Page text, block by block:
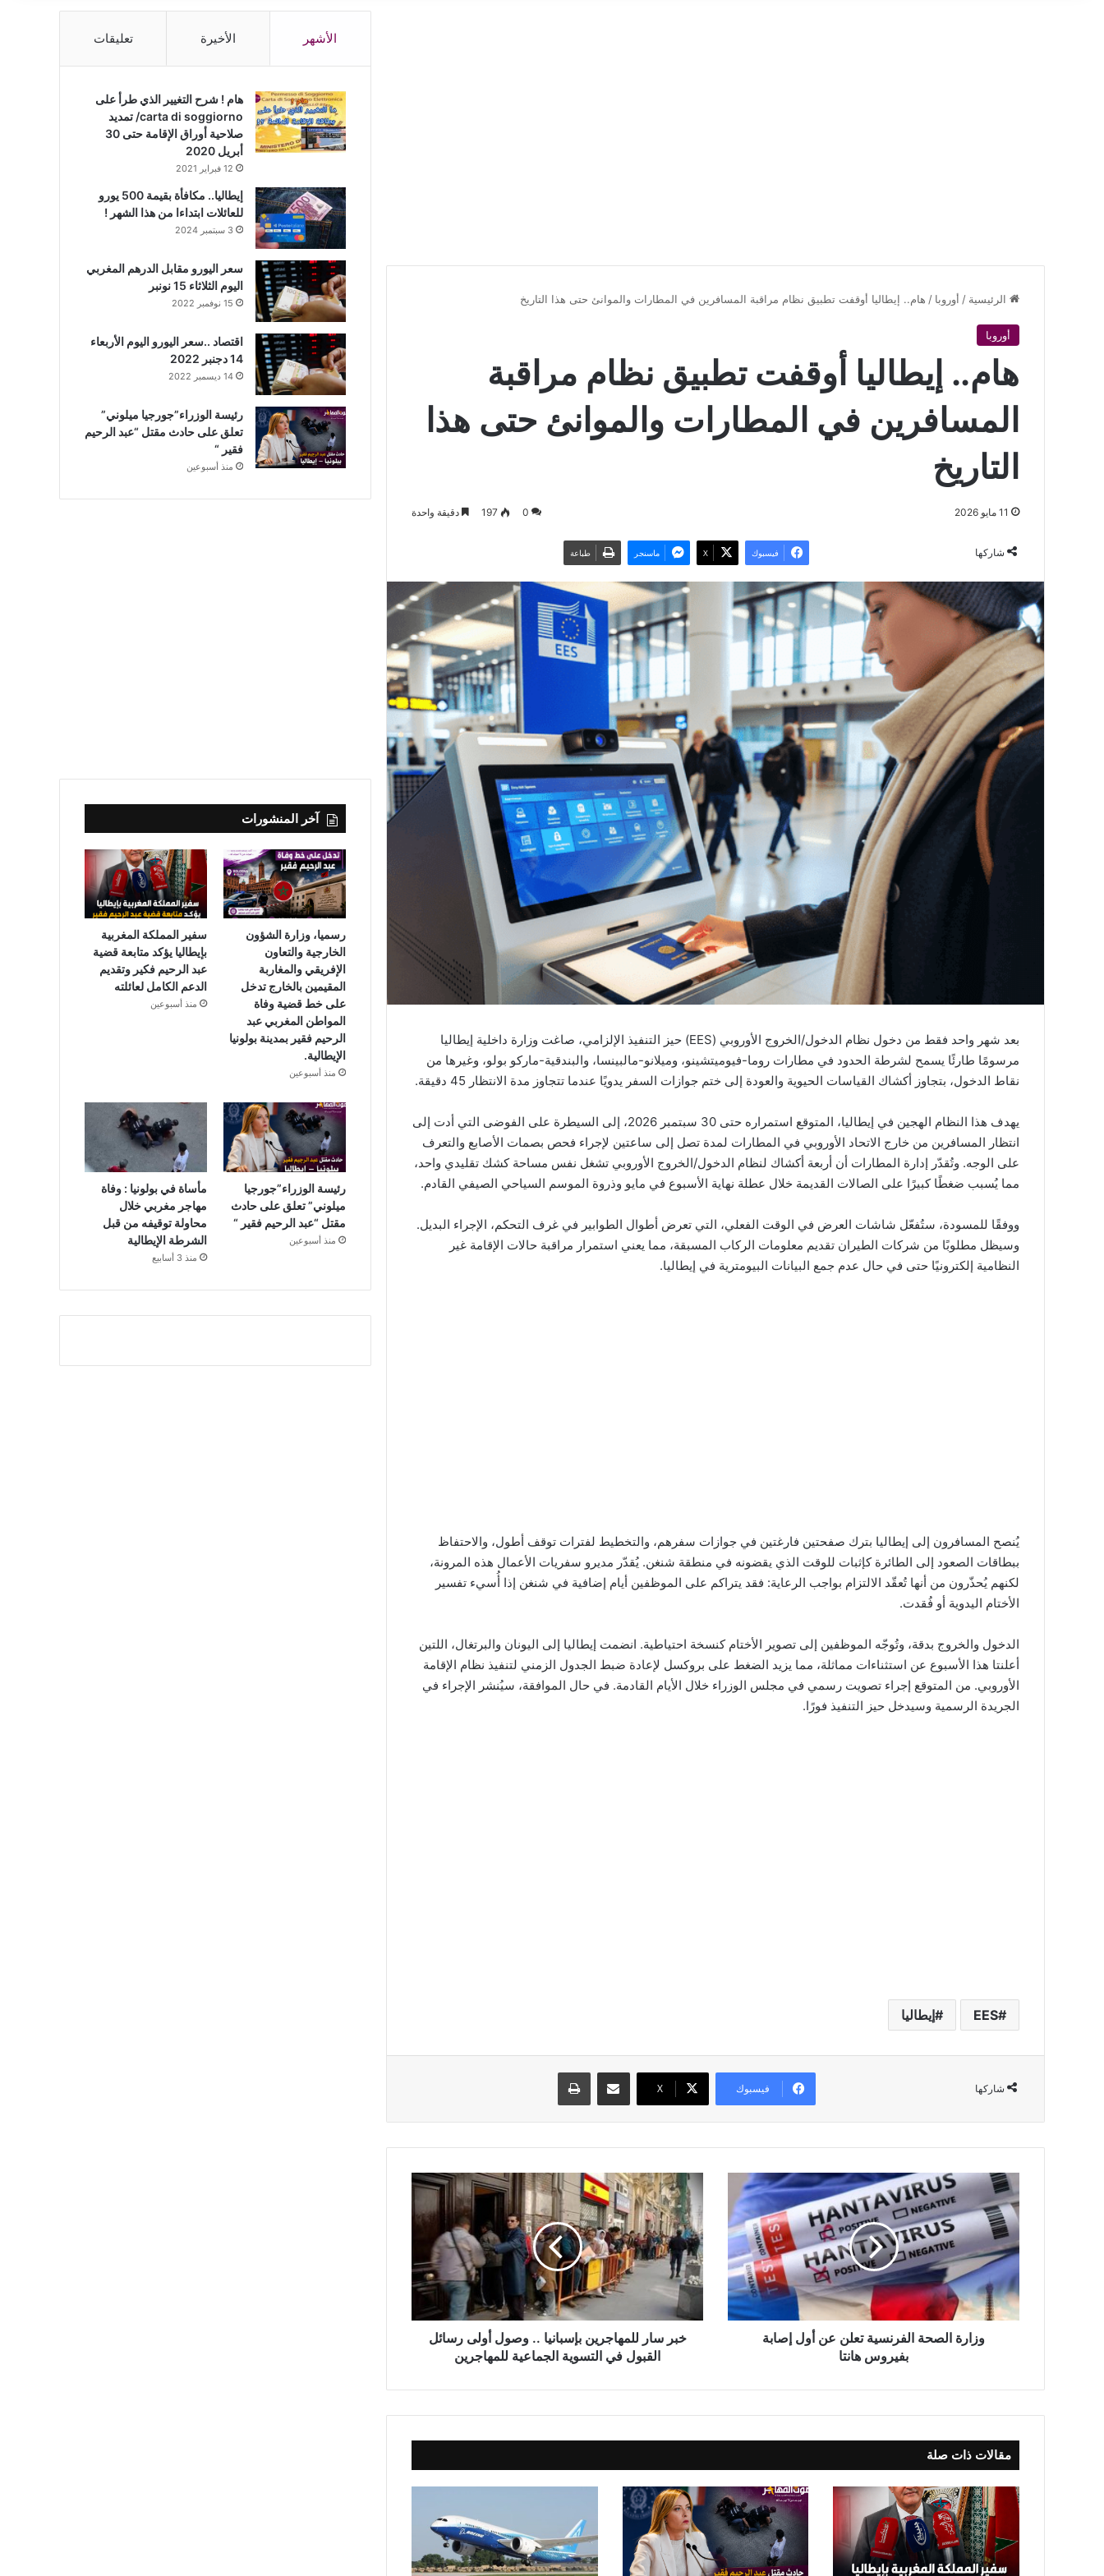
الرئيسية / أوروبا / هام.. إيطاليا أوقفت تطبيق نظام مراقبة المسافرين في المطارات والموانئ حتى هذا التاريخ
أوروبا
هام.. إيطاليا أوقفت تطبيق نظام مراقبة
المسافرين في المطارات والموانئ حتى هذا
التاريخ
11 مايو 2026 0
197 دقيقة واحدة
شاركها فيسبوك ‫X ماسنجر طباعة
بعد شهر واحد فقط من دخول نظام الدخول/الخروج الأوروبي (EES) حيز التنفيذ الإلزامي، صاغت وزارة داخلية إيطاليا
مرسومًا طارئًا يسمح لشرطة الحدود في مطارات روما-فيوميتشينو، وميلانو-مالبينسا، والبندقية-ماركو بولو، وغيرها من
نقاط الدخول، بتجاوز أكشاك القياسات الحيوية والعودة إلى ختم جوازات السفر يدويًا عندما تتجاوز مدة الانتظار 45 دقيقة.
يهدف هذا النظام الهجين في إيطاليا، المتوقع استمراره حتى 30 سبتمبر 2026، إلى السيطرة على الفوضى التي أدت إلى
انتظار المسافرين من خارج الاتحاد الأوروبي في المطارات لمدة تصل إلى ساعتين لإجراء فحص بصمات الأصابع والتعرف
على الوجه. وتُقدّر إدارة المطارات أن أربعة أكشاك لنظام الدخول/الخروج الأوروبي تشغل نفس مساحة كشك تقليدي واحد،
مما يُسبب ضغطًا كبيرًا على الصالات القديمة خلال عطلة نهاية الأسبوع في مايو وذروة الموسم السياحي الصيفي القادم.
ووفقًا للمسودة، ستُفعّل شاشات العرض في الوقت الفعلي، التي تعرض أطوال الطوابير في غرف التحكم، الإجراء البديل.
وسيظل مطلوبًا من شركات الطيران تقديم معلومات الركاب المسبقة، مما يعني استمرار مراقبة حالات الإقامة غير
النظامية إلكترونيًا حتى في حال عدم جمع البيانات البيومترية في إيطاليا.
يُنصح المسافرون إلى إيطاليا بترك صفحتين فارغتين في جوازات سفرهم، والتخطيط لفترات توقف أطول، والاحتفاظ
ببطاقات الصعود إلى الطائرة كإثبات للوقت الذي يقضونه في منطقة شنغن. يُقدّر مديرو سفريات الأعمال هذه المرونة،
لكنهم يُحذّرون من أنها تُعقّد الالتزام بواجب الرعاية: فقد يتراكم على الموظفين أيام إضافية في شنغن إذا أُسيء تفسير
الأختام اليدوية أو فُقدت.
الدخول والخروج بدقة، وتُوجّه الموظفين إلى تصوير الأختام كنسخة احتياطية. انضمت إيطاليا إلى اليونان والبرتغال، اللتين
أعلنتا هذا الأسبوع عن استثناءات مماثلة، مما يزيد الضغط على بروكسل لإعادة ضبط الجدول الزمني لتنفيذ نظام الإقامة
الأوروبي. من المتوقع إجراء تصويت رسمي في مجلس الوزراء خلال الأيام القادمة. في حال الموافقة، سيُنشر الإجراء في
الجريدة الرسمية وسيدخل حيز التنفيذ فورًا.
EES إيطاليا
شاركها فيسبوك ‫X
ز
ا
ر
ة
ص
ح
ف
س
ة
ت
ع
ن
وزارة الصحة الفرنسية تعلن عن أول إصابة
بفيروس هانتا
خ
ر
س
ا
ر
ل
م
ر
ب
س
ا
ي
ا
خبر سار للمهاجرين بإسبانيا .. وصول أولى رسائل
القبول في التسوية الجماعية للمهاجرين
مقالات ذات صلة
الأشهر الأخيرة تعليقات
هام ! شرح التغيير الذي طرأ على
carta di soggiorno/ تمديد
صلاحية أوراق الإقامة حتى 30
أبريل 2020
12 فبراير 2021
إيطاليا.. مكافأة بقيمة 500 يورو
للعائلات ابتداءا من هذا الشهر !
3 سبتمبر 2024
سعر اليورو مقابل الدرهم المغربي
اليوم الثلاثاء 15 نونبر
15 نوفمبر 2022
اقتصاد ..سعر اليورو اليوم الأربعاء
14 دجنبر 2022
14 ديسمبر 2022
رئيسة الوزراء”جورجيا ميلوني”
تعلق على حادث مقتل “عبد الرحيم
فقير “
منذ أسبوعين
آخر المنشورات
رسميا، وزارة الشؤون
الخارجية والتعاون
الإفريقي والمغاربة
المقيمين بالخارج تدخل
على خط قضية وفاة
المواطن المغربي عبد
الرحيم فقير بمدينة بولونيا
الإيطالية.
منذ أسبوعين
سفير المملكة المغربية
بإيطاليا يؤكد متابعة قضية
عبد الرحيم فكير وتقديم
الدعم الكامل لعائلته
منذ أسبوعين
رئيسة الوزراء”جورجيا
ميلوني” تعلق على حادث
مقتل “عبد الرحيم فقير “
منذ أسبوعين
مأساة في بولونيا : وفاة
مهاجر مغربي خلال
محاولة توقيفه من قبل
الشرطة الإيطالية
منذ 3 أسابيع